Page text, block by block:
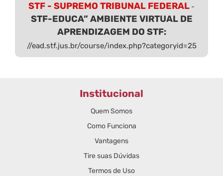
STF - SUPREMO TRIBUNAL FEDERAL -
STF-EDUCA” AMBIENTE VIRTUAL DE
APRENDIZAGEM DO STF:
//ead.stf.jus.br/course/index.php?categoryid=25
Institucional
Quem Somos
Como Funciona
Vantagens
Tire suas Dúvidas
Termos de Uso